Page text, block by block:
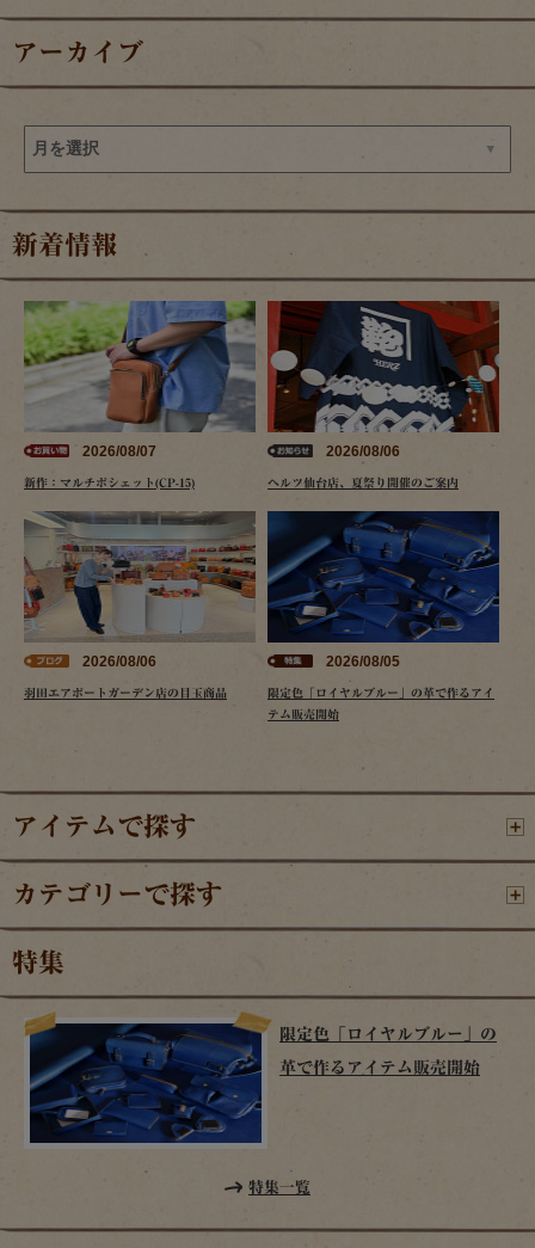
アーカイブ
新着情報
2026/08/07
新作：マルチポシェット(CP-15)
2026/08/06
ヘルツ仙台店、夏祭り開催のご案内
2026/08/06
羽田エアポートガーデン店の目玉商品
2026/08/05
限定色「ロイヤルブルー」の革で作るアイ
テム販売開始
アイテムで探す
カテゴリーで探す
特集
限定色「ロイヤルブルー」の
革で作るアイテム販売開始
特集一覧